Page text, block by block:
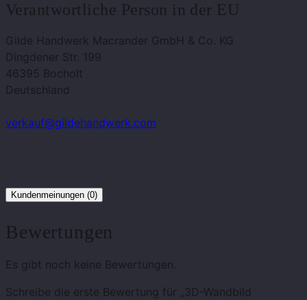
Verantwortliche Person in der EU
Gilde Handwerk Macrander GmbH & Co. KG
Dingdener Str. 199
46395 Bocholt
Deutschland
verkauf@gildehandwerk.com
Kundenmeinungen (0)
Bewertungen
Es gibt noch keine Bewertungen.
Schreibe die erste Bewertung für „3D-Wandbild